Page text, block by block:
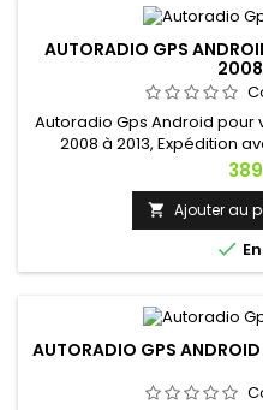
AUTORADIO GPS
Autoradio Gps Android
2008 à 2013, Expédition
contacter si Prix
 Ajouter au

AUTORADIO GPS ANDROID